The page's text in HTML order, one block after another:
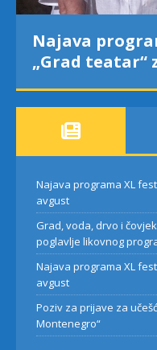
Najava
„Grad teatar“
Najava programa XL
avgust
Grad, voda, drvo i
poglavlje likovnog
Najava programa XL
avgust
Poziv za prijave za
Montenegro“